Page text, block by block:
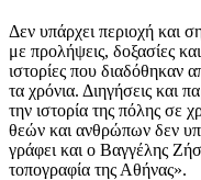
Δεν υπάρχει περιοχή και
με προλήψεις, δοξασίες
ιστορίες που διαδόθηκαν
τα χρόνια. Διηγήσεις και
την ιστορία της πόλης σε
θεών και ανθρώπων δεν
γράφει και ο Βαγγέλης
τοπογραφία της Αθήνας».